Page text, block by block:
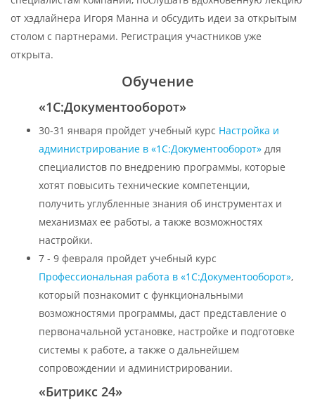
от хэдлайнера Игоря Манна и обсудить идеи за открытым
столом с партнерами. Регистрация участников уже
открыта.
Обучение
«1С:Документооборот»
30-31 января пройдет учебный курс Настройка и
администрирование в «1С:Документооборот» для
специалистов по внедрению программы, которые
хотят повысить технические компетенции,
получить углубленные знания об инструментах и
механизмах ее работы, а также возможностях
настройки.
7 - 9 февраля пройдет учебный курс
Профессиональная работа в «1С:Документооборот»,
который познакомит с функциональными
возможностями программы, даст представление о
первоначальной установке, настройке и подготовке
системы к работе, а также о дальнейшем
сопровождении и администрировании.
«Битрикс 24»